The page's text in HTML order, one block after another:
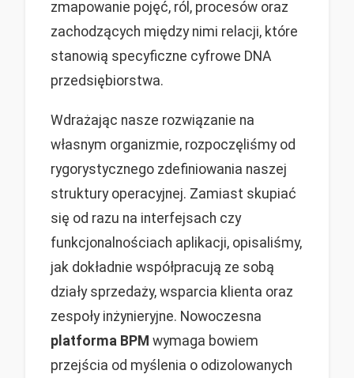
zmapowanie pojęć, ról, procesów oraz
zachodzących między nimi relacji, które
stanowią specyficzne cyfrowe DNA
przedsiębiorstwa.
Wdrażając nasze rozwiązanie na
własnym organizmie, rozpoczęliśmy od
rygorystycznego zdefiniowania naszej
struktury operacyjnej. Zamiast skupiać
się od razu na interfejsach czy
funkcjonalnościach aplikacji, opisaliśmy,
jak dokładnie współpracują ze sobą
działy sprzedaży, wsparcia klienta oraz
zespoły inżynieryjne. Nowoczesna
platforma BPM wymaga bowiem
przejścia od myślenia o odizolowanych